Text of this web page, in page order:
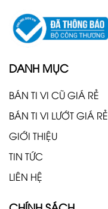
DANH MỤC
BÁN TI VI CŨ GIÁ RẺ
BÁN TI VI LƯỚT GIÁ RẺ
GIỚI THIỆU
TIN TỨC
LIÊN HỆ